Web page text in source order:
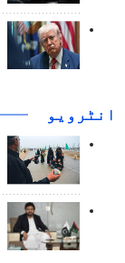
انٹرويو